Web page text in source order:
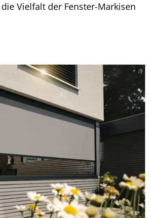
Vielfalt der Fenster-Markisen